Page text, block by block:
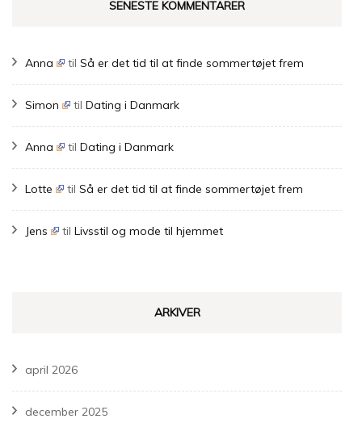
SENESTE KOMMENTARER
Anna tilSå er det tid til at finde sommertøjet frem
Simon tilDating i Danmark
Anna tilDating i Danmark
Lotte tilSå er det tid til at finde sommertøjet frem
Jens tilLivsstil og mode til hjemmet
ARKIVER
april 2026
december 2025